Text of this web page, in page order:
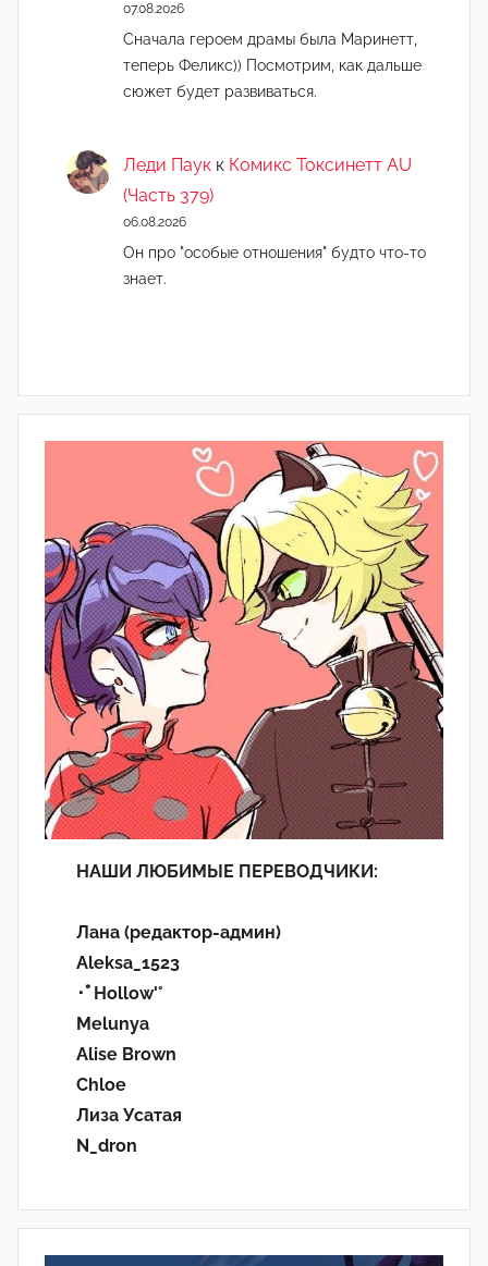
07.08.2026
Сначала героем драмы была Маринетт,
теперь Феликс)) Посмотрим, как дальше
сюжет будет развиваться.
Леди Паук к Комикс Токсинетт AU
(Часть 379)
06.08.2026
Он про "особые отношения" будто что-то
знает.
НАШИ ЛЮБИМЫЕ ПЕРЕВОДЧИКИ:
Лана (редактор-админ)
Aleksa_1523
･ﾟHollow'°
Melunya
Alise Brown
Chloe
Лиза Усатая
N_dron